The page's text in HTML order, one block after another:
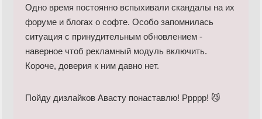
Одно время постоянно вспыхивали скандалы на их
форуме и блогах о софте. Особо запомнилась
ситуация с принудительным обновлением -
наверное чтоб рекламный модуль включить.
Короче, доверия к ним давно нет.
Пойду дизлайков Авасту понаставлю! Ррррр! 😼